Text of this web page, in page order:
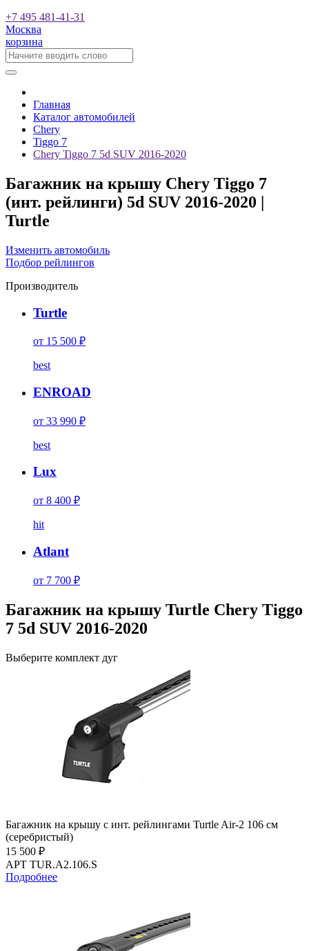
+7 495 481-41-31
Москва
корзина
Главная
Каталог автомобилей
Chery
Tiggo 7
Chery Tiggo 7 5d SUV 2016-2020
Багажник на крышу Chery Tiggo 7
(инт. рейлинги) 5d SUV 2016-2020 |
Turtle
Изменить автомобиль
Подбор рейлингов
Производитель
Turtle
от 15 500 ₽
best
ENROAD
от 33 990 ₽
best
Lux
от 8 400 ₽
hit
Atlant
от 7 700 ₽
Багажник на крышу Turtle Chery Tiggo
7 5d SUV 2016-2020
Выберите комплект дуг
Багажник на крышу с инт. рейлингами Turtle Air-2 106 см
(серебристый)
15 500 ₽
АРТ TUR.A2.106.S
Подробнее